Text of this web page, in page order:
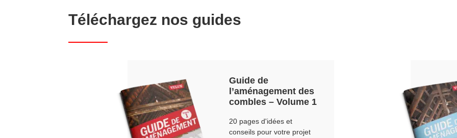
Téléchargez nos guides
Guide de
l’aménagement des
combles – Volume 1
20 pages d'idées et
conseils pour votre projet